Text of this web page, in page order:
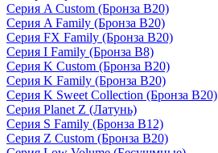
Серия A Custom (Бронза B20)
Серия A Family (Бронза B20)
Серия FX Family (Бронза B20)
Серия I Family (Бронза B8)
Серия K Custom (Бронза B20)
Серия K Family (Бронза B20)
Серия K Sweet Collection (Бронза B20)
Серия Planet Z (Латунь)
Серия S Family (Бронза B12)
Серия Z Custom (Бронза B20)